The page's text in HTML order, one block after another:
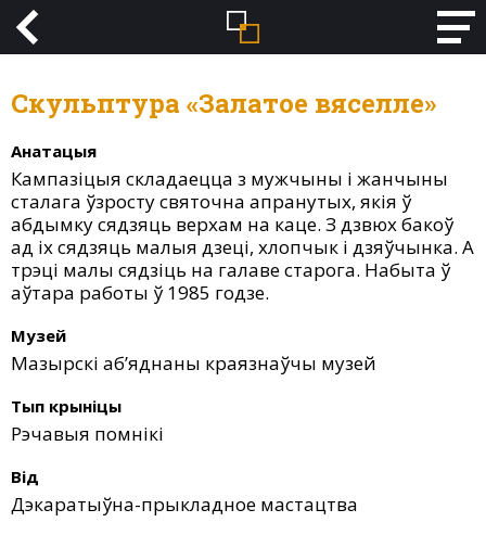
Скульптура «Залатое вяселле»
Анатацыя
Кампазіцыя складаецца з мужчыны і жанчыны
сталага ўзросту святочна апранутых, якія ў
абдымку сядзяць верхам на каце. З дзвюх бакоў
ад іх сядзяць малыя дзеці, хлопчык і дзяўчынка. А
трэці малы сядзіць на галаве старога. Набыта ў
аўтара работы ў 1985 годзе.
Музей
Мазырскі аб’яднаны краязнаўчы музей
Тып крыніцы
Рэчавыя помнікі
Від
Дэкаратыўна-прыкладное мастацтва